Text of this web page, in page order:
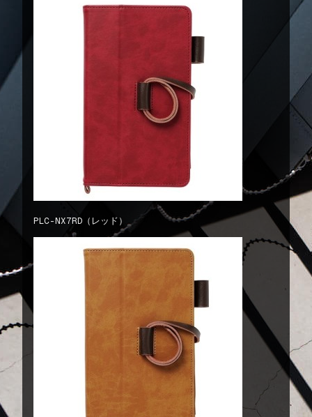
PLC-NX7RD（レッド）